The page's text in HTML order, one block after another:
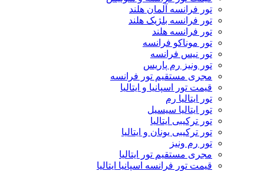
تور فرانسه آلمان هلند
تور فرانسه بلژیک هلند
تور فرانسه هلند
تور موناکو فرانسه
تور نیس فرانسه
تور ونیز رم پاریس
مجری مستقیم تور فرانسه
قیمت تور اسپانیا و ایتالیا
تور ایتالیا رم
تور ایتالیا سیسیل
تور ترکیبی ایتالیا
تور ترکیبی یونان و ایتالیا
تور رم ونیز
مجری مستقیم تور ایتالیا
قیمت تور فرانسه اسپانیا ایتالیا